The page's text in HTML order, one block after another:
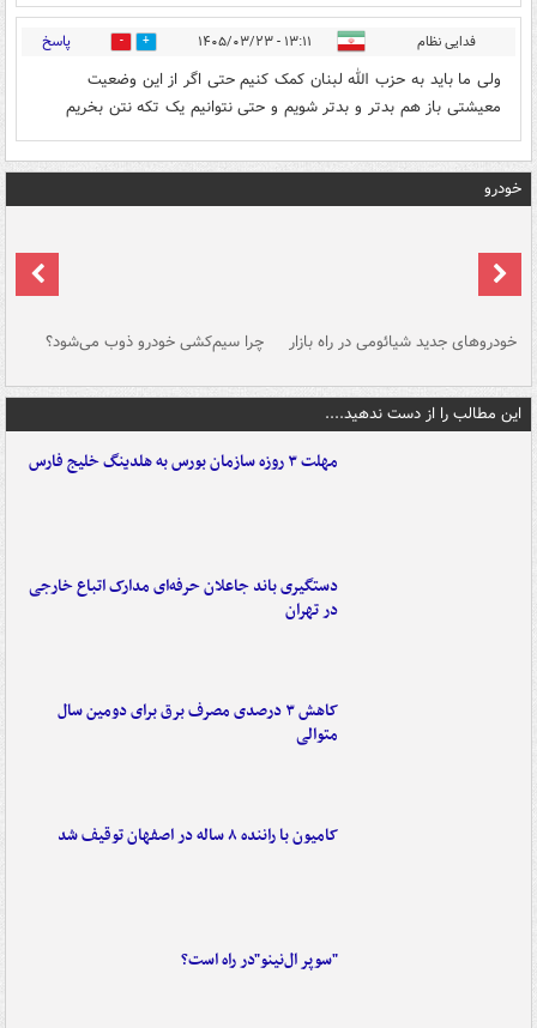
فدایی نظام ۱۳:۱۱ - ۱۴۰۵/۰۳/۲۳ 1 پاسخ
ولی ما باید به حزب الله لبنان کمک کنیم حتی اگر از این وضعیت
معیشتی باز هم بدتر و بدتر شویم و حتی نتوانیم یک تکه نتن بخریم
خودرو
خودروهای جدید شیائومی در راه بازار چرا سیم‌کشی خودرو ذوب می‌شود؟
این مطالب را از دست ندهید....
مهلت ۳ روزه سازمان بورس به هلدینگ خلیج فارس
دستگیری باند جاعلان حرفه‌ای مدارک اتباع خارجی
در تهران
کاهش ۳ درصدی مصرف برق برای دومین سال
متوالی
کامیون با راننده ۸ ساله در اصفهان توقیف شد
"سوپر ال‌نینو"در راه است؟